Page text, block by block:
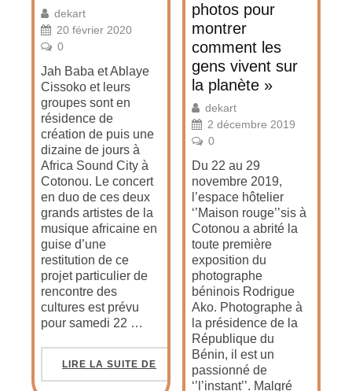
dekart
20 février 2020
0
Jah Baba et Ablaye
Cissoko et leurs
groupes sont en
résidence de
création de puis une
dizaine de jours à
Africa Sound City à
Cotonou. Le concert
en duo de ces deux
grands artistes de la
musique africaine en
guise d’une
restitution de ce
projet particulier de
rencontre des
cultures est prévu
pour samedi 22 …
LIRE LA SUITE DE
photos pour
montrer
comment les
gens vivent sur
la planète »
dekart
2 décembre 2019
0
Du 22 au 29
novembre 2019,
l’espace hôtelier
‘’Maison rouge’’sis à
Cotonou a abrité la
toute première
exposition du
photographe
béninois Rodrigue
Ako. Photographe à
la présidence de la
République du
Bénin, il est un
passionné de
‘’l’instant’’. Malgré